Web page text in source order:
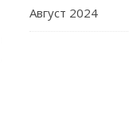
Август 2024